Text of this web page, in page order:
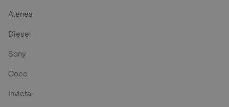
Atenea
Diesel
Sony
Coco
Invicta